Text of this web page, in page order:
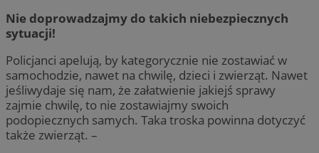
Nie doprowadzajmy do takich niebezpiecznych
sytuacji!
Policjanci apelują, by kategorycznie nie zostawiać w
samochodzie, nawet na chwilę, dzieci i zwierząt. Nawet
jeśliwydaje się nam, że załatwienie jakiejś sprawy
zajmie chwilę, to nie zostawiajmy swoich
podopiecznych samych. Taka troska powinna dotyczyć
także zwierząt. –